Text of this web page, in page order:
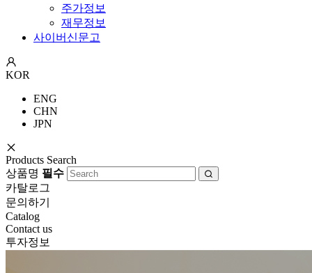
주가정보
재무정보
사이버신문고
KOR
ENG
CHN
JPN
Products Search
상품명 필수
카탈로그
문의하기
Catalog
Contact us
투자정보